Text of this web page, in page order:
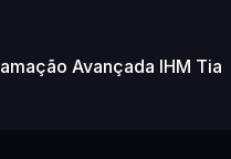
Avançada IHM Tia